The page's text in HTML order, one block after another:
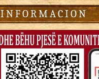
I N F O R M A C I O N